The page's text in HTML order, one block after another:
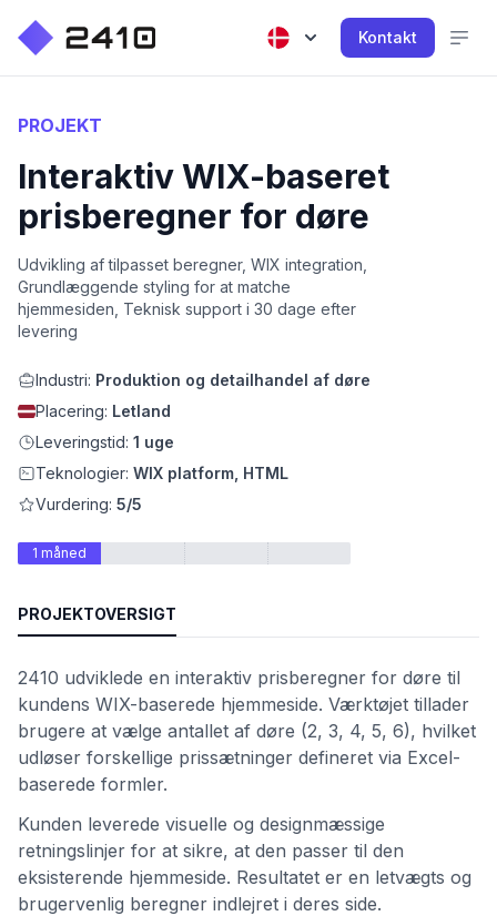
Kontakt
PROJEKT
Interaktiv WIX-baseret
prisberegner for døre
Udvikling af tilpasset beregner, WIX integration,
Grundlæggende styling for at matche
hjemmesiden, Teknisk support i 30 dage efter
levering
Industri: Produktion og detailhandel af døre
Placering: Letland
Leveringstid: 1 uge
Teknologier: WIX platform, HTML
Vurdering: 5/5
1 måned
PROJEKTOVERSIGT
2410 udviklede en interaktiv prisberegner for døre til
kundens WIX-baserede hjemmeside. Værktøjet tillader
brugere at vælge antallet af døre (2, 3, 4, 5, 6), hvilket
udløser forskellige prissætninger defineret via Excel-
baserede formler.
Kunden leverede visuelle og designmæssige
retningslinjer for at sikre, at den passer til den
eksisterende hjemmeside. Resultatet er en letvægts og
brugervenlig beregner indlejret i deres side.